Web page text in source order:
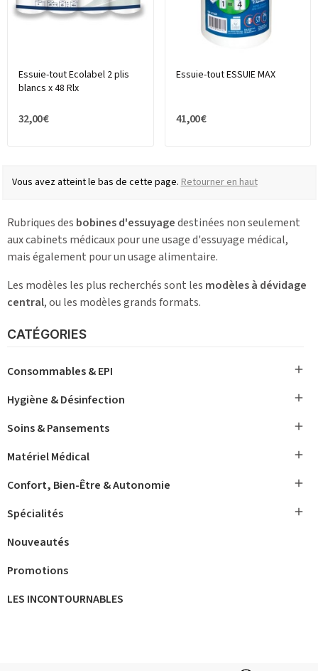
CATÉGORIES
Consommables & EPI 
Hygiène & Désinfection 
Soins & Pansements 
Matériel Médical 
Confort, Bien-Être & Autonomie 
Spécialités 
Nouveautés
Promotions
LES INCONTOURNABLES
Essuie-tout Ecolabel 2 plis
blancs x 48 Rlx
32,00 €
Essuie-tout ESSUIE MAX
41,00 €
Vous avez atteint le bas de cette page. Retourner en haut
Rubriques des bobines d'essuyagedestinées non seulement
aux cabinets médicaux pour une usage d'essuyage médical,
mais également pour un usage alimentaire.
Les modèles les plus recherchés sont les modèles à dévidage
central, ou les modèles grands formats.